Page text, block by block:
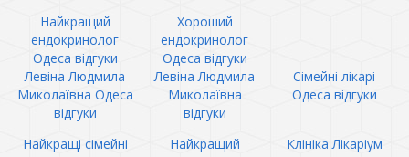
Найкращий
ендокринолог
Одеса відгуки
Хороший
ендокринолог
Одеса відгуки
Левіна Людмила
Миколаївна Одеса
відгуки
Левіна Людмила
Миколаївна
відгуки
Сімейні лікарі
Одеса відгуки
Найкращі сімейні
Найкращий
Клініка Лікаріум